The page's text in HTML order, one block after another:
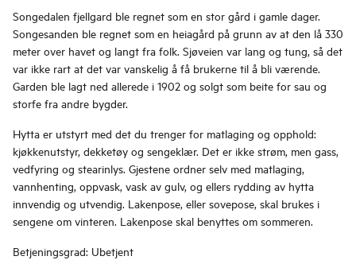
Songedalen fjellgard ble regnet som en stor gård i gamle dager.
Songesanden ble regnet som en heiagård på grunn av at den lå 330
meter over havet og langt fra folk. Sjøveien var lang og tung, så det
var ikke rart at det var vanskelig å få brukerne til å bli værende.
Garden ble lagt ned allerede i 1902 og solgt som beite for sau og
storfe fra andre bygder.
Hytta er utstyrt med det du trenger for matlaging og opphold:
kjøkkenutstyr, dekketøy og sengeklær. Det er ikke strøm, men gass,
vedfyring og stearinlys. Gjestene ordner selv med matlaging,
vannhenting, oppvask, vask av gulv, og ellers rydding av hytta
innvendig og utvendig. Lakenpose, eller sovepose, skal brukes i
sengene om vinteren. Lakenpose skal benyttes om sommeren.
Betjeningsgrad: Ubetjent